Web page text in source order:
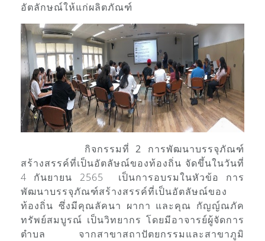
อัตลักษณ์ให้แก่ผลิตภัณฑ์
กิจกรรมที่ 2 การพัฒนาบรรจุภัณฑ์
สร้างสรรค์ที่เป็นอัตลัษณ์ของท้องถิ่น จัดขึ้นในวันที่
4 กันยายน 2565 เป็นการอบรมในหัวข้อ การ
พัฒนาบรรจุภัณฑ์สร้างสรรค์ที่เป็นอัตลัษณ์ของ
ท้องถิ่น ซึ่งมีคุณลัคนา ผากา และคุณ กัญญ์ณภัค
ทรัพย์สมบูรณ์ เป็นวิทยากร โดยมีอาจารย์ผู้จัดการ
ตำบล จากสาขาสถาปัตยกรรมและสาขาภูมิ